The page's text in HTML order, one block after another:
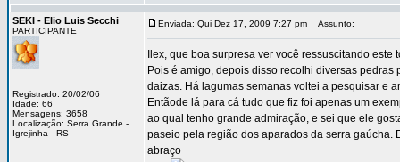
SEKI - Elio Luis Secchi
PARTICIPANTE
Registrado: 20/02/06
Idade: 66
Mensagens: 3658
Localização: Serra Grande -
Igrejinha - RS
Enviada: Qui Dez 17, 2009 7:27 pm Assunto:
Ilex, que boa surpresa ver você ressuscitando
Pois é amigo, depois disso recolhi diversas
daizas. Há lagumas semanas voltei a pesquisar e
Entãode lá para cá tudo que fiz foi apenas um
ao qual tenho grande admiração, e sei que ele
paseio pela região dos aparados da serra gaúcha.
abraço